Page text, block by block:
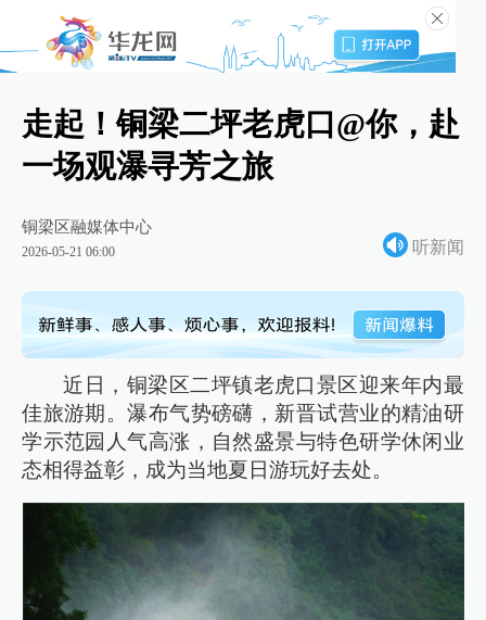
走起！铜梁二坪老虎口@你，赴
一场观瀑寻芳之旅
铜梁区融媒体中心
2026-05-21 06:00 听新闻
近日，铜梁区二坪镇老虎口景区迎来年内最
佳旅游期。瀑布气势磅礴，新晋试营业的精油研
学示范园人气高涨，自然盛景与特色研学休闲业
态相得益彰，成为当地夏日游玩好去处。